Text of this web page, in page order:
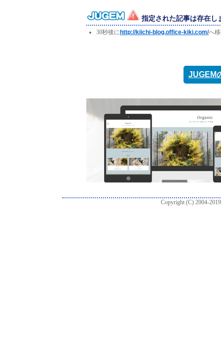
指定された記事は存在し
30秒後に http://kiichi-blog.office-kiki.com/へ
JUGEM
Copyright (C) 2004-